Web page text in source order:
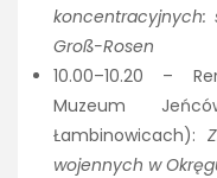
koncentracyjnych:
Groß-Rosen
10.00–10.20 –
Muzeum
Łambinowicach):
wojennych w